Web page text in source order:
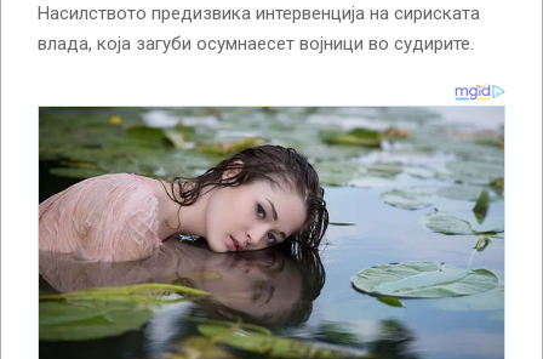
Насилството предизвика интервенција на сириската
влада, која загуби осумнаесет војници во судирите.